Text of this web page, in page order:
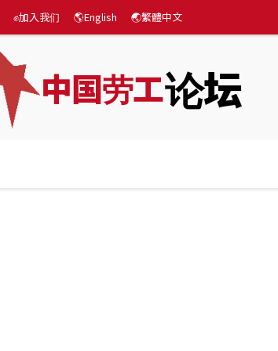
✊加入我们 🌎English 🌏繁體中文
中国劳工论坛